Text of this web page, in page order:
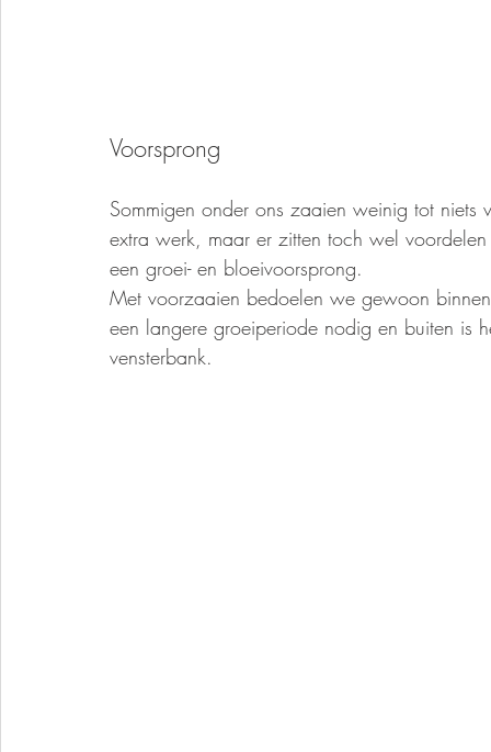
Voorsprong
Sommigen onder ons zaaien weinig tot
extra werk, maar er zitten toch wel
een groei- en bloeivoorsprong.
Met voorzaaien bedoelen we gewoon
een langere groeiperiode nodig en buiten is
vensterbank.